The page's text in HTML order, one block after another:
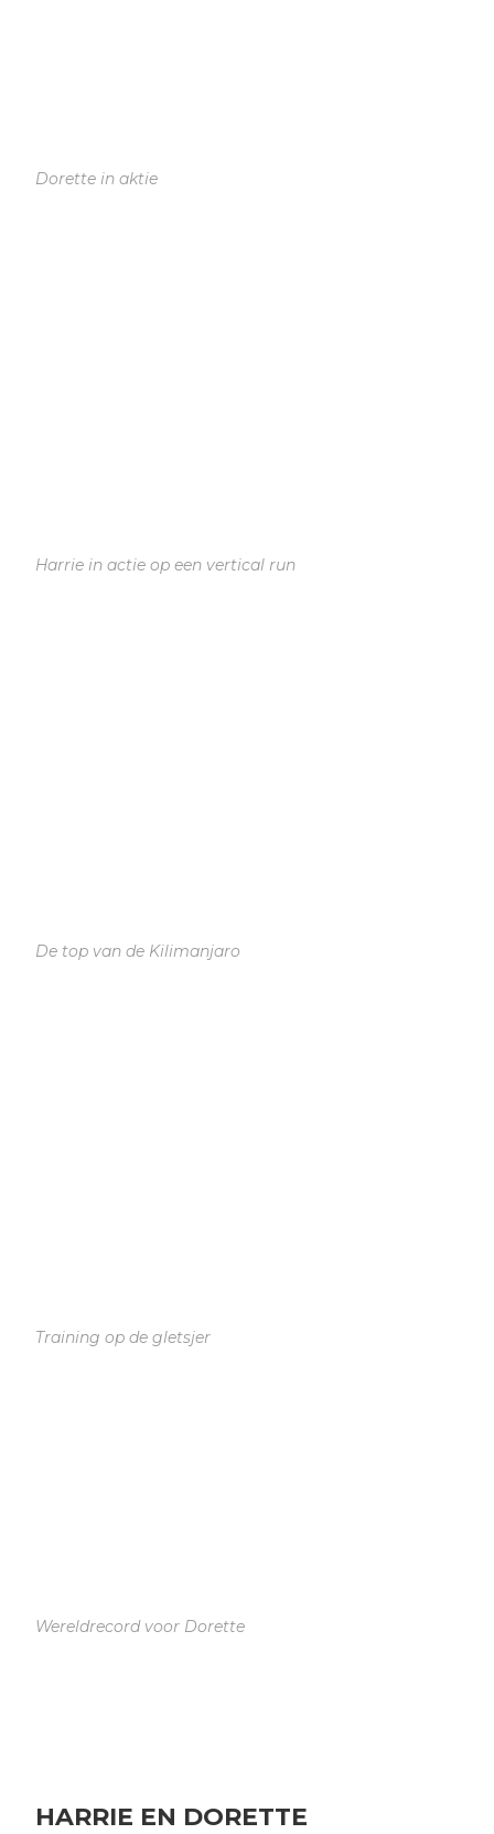
Dorette in aktie
Harrie in actie op een vertical run
De top van de Kilimanjaro
Training op de gletsjer
Wereldrecord voor Dorette
HARRIE EN DORETTE